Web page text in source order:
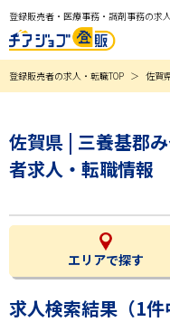
登録販売者・医療事務・調剤事務の求
登録販売者の求人・転職TOP 佐賀
佐賀県 | 三養基郡
者求人・転職情報
エリアで探す
求人検索結果（1件